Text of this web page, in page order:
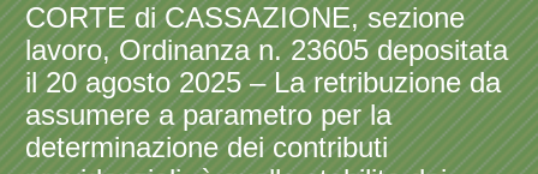
CORTE di CASSAZIONE, sezione
lavoro, Ordinanza n. 23605 depositata
il 20 agosto 2025 – La retribuzione da
assumere a parametro per la
determinazione dei contributi